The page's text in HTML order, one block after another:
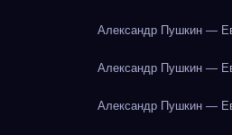
Александр Пушкин —
Александр Пушкин —
Александр Пушкин —